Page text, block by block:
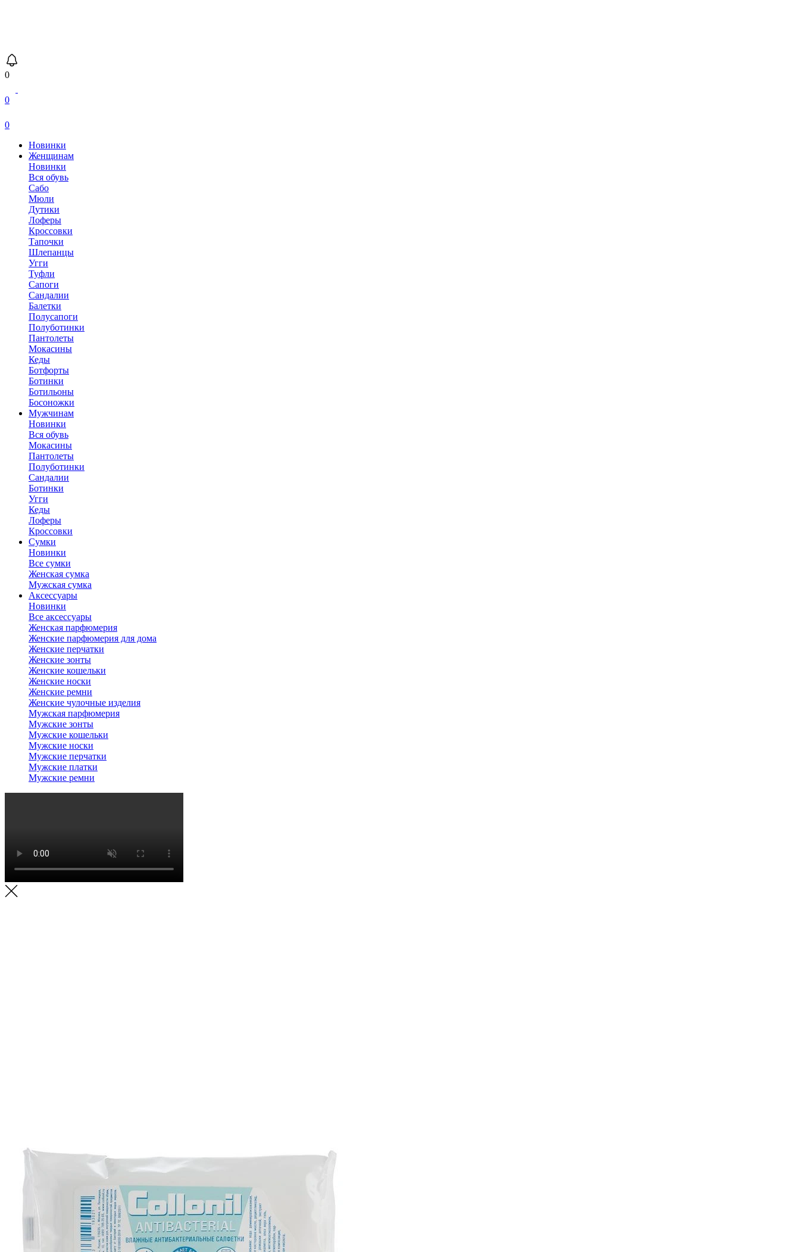
0
0
0
Новинки
Женщинам
Новинки
Вся обувь
Сабо
Мюли
Дутики
Лоферы
Кроссовки
Тапочки
Шлепанцы
Угги
Туфли
Сапоги
Сандалии
Балетки
Полусапоги
Полуботинки
Пантолеты
Мокасины
Кеды
Ботфорты
Ботинки
Ботильоны
Босоножки
Мужчинам
Новинки
Вся обувь
Мокасины
Пантолеты
Полуботинки
Сандалии
Ботинки
Угги
Кеды
Лоферы
Кроссовки
Сумки
Новинки
Все сумки
Женская сумка
Мужская сумка
Аксессуары
Новинки
Все аксессуары
Женская парфюмерия
Женские парфюмерия для дома
Женские перчатки
Женские зонты
Женские кошельки
Женские носки
Женские ремни
Женские чулочные изделия
Мужская парфюмерия
Мужские зонты
Мужские кошельки
Мужские носки
Мужские перчатки
Мужские платки
Мужские ремни